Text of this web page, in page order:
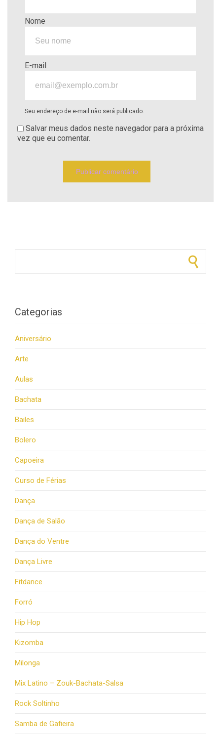
Nome
E-mail
Seu endereço de e-mail não será publicado.
Salvar meus dados neste navegador para a próxima
vez que eu comentar.
Categorias
Aniversário
Arte
Aulas
Bachata
Bailes
Bolero
Capoeira
Curso de Férias
Dança
Dança de Salão
Dança do Ventre
Dança Livre
Fitdance
Forró
Hip Hop
Kizomba
Milonga
Mix Latino – Zouk-Bachata-Salsa
Rock Soltinho
Samba de Gafieira